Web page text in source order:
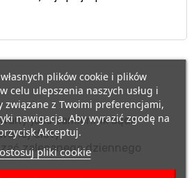
jako zamiennik bądź
diety.
zalecanego dziennego
plików cookie i plików
celu ulepszenia naszych usług i
związane z Twoimi preferencjami,
nawigacja. Aby wyrazić zgodę na
Akceptuj.
pliki cookie